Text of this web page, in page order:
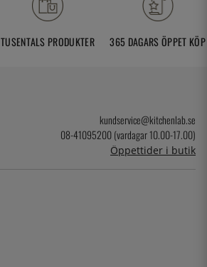
TUSENTALS PRODUKTER 365 DAGARS ÖPPET KÖP
kundservice@kitchenlab.se
08-41095200 (vardagar 10.00-17.00)
Öppettider i butik